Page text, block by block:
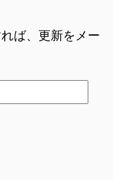
ば、更新をメー